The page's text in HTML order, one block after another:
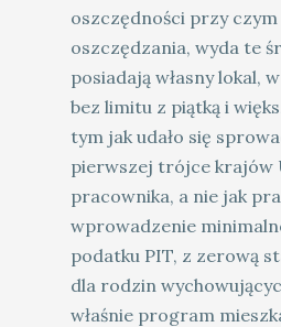
oszczędności przy
oszczędzania, wyda te
posiadają własny lokal,
bez limitu z piątką i
tym jak udało się
pierwszej trójce krajów
pracownika, a nie jak
wprowadzenie
podatku PIT, z zerową
dla rodzin
właśnie program